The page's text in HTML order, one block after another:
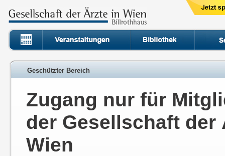
Geschützter Bereich
Zugang nur für
der Gesellschaft der
Wien